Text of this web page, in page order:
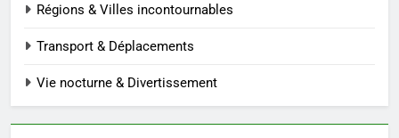
Régions & Villes incontournables
Transport & Déplacements
Vie nocturne & Divertissement